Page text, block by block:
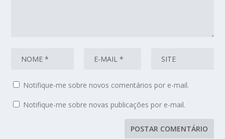
Notifique-me sobre novos comentários por e-mail.
Notifique-me sobre novas publicações por e-mail.